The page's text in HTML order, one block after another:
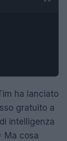
ha lanciato
gratuito a
intelligenza
Ma cosa